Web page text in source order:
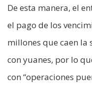
De esta manera, el
el pago de los
millones que caen la
con yuanes, por lo
con “operaciones